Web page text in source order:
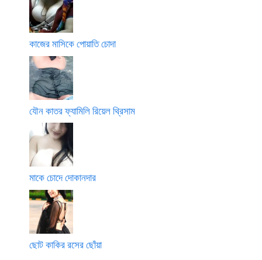
কাজের মাসিকে পোয়াতি চোদা
যৌন কাতর ফ্যামিলি রিয়েল থ্রিসাম
মাকে চোদে দোকানদার
ছোট কাকির রসের ছোঁয়া